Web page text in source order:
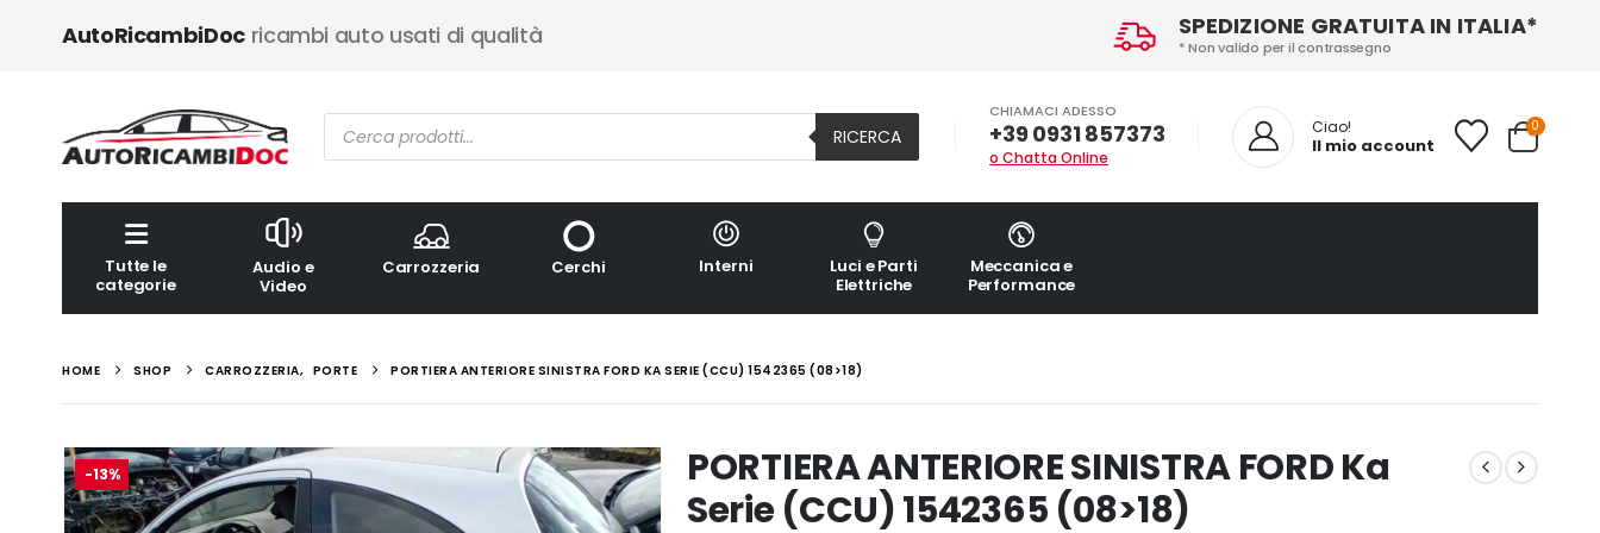
SPEDIZIONE GRATUITA IN ITALIA*
* Non valido per il contrassegno
AutoRicambiDocricambi auto usati di qualità
Ricerca
prodotti RICERCA
CHIAMACI ADESSO
+39 0931 857373
o Chatta Online
Ciao!
Il mio account
0
Tutte le
categorie
Audio e
Video
Carrozzeria Cerchi Interni
Luci e Parti
Elettriche
Meccanica e
Performance
HOME SHOP CARROZZERIA, PORTE PORTIERA ANTERIORE SINISTRA FORD KA SERIE (CCU) 1542365 (08>18)
-13%
PORTIERA ANTERIORE SINISTRA FORD Ka
Serie (CCU) 1542365 (08>18)